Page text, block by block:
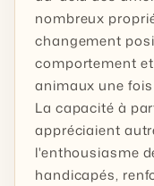
nombreux
changement
comportement
animaux une
La capacité à
appréciaient
l'enthousiasme
handicapés,